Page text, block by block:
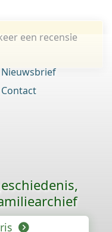
een recensie
Nieuwsbrief
Contact